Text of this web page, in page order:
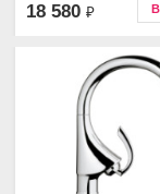
18 580 ₽